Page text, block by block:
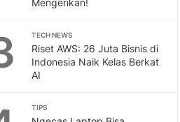
Mengerikan!
TECH NEWS
Riset AWS: 26 Juta Bisnis di
Indonesia Naik Kelas Berkat
AI
TIPS